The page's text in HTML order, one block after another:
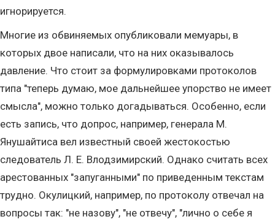
игнорируется.
Многие из обвиняемых опубликовали мемуары, в
которых двое написали, что на них оказывалось
давление. Что стоит за формулировками протоколов
типа "теперь думаю, мое дальнейшее упорство не имеет
смысла", можно только догадываться. Особенно, если
есть запись, что допрос, например, генерала М.
Янушайтиса вел известный своей жестокостью
следователь Л. Е. Влодзимирский. Однако считать всех
арестованных "запуганными" по приведенным текстам
трудно. Окулицкий, например, по протоколу отвечал на
вопросы так: "не назову", "не отвечу", "лично о себе я